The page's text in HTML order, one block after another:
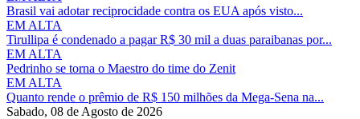
Brasil vai adotar reciprocidade contra os EUA após visto...
EM ALTA
Tirullipa é condenado a pagar R$ 30 mil a duas paraibanas por...
EM ALTA
Pedrinho se torna o Maestro do time do Zenit
EM ALTA
Quanto rende o prêmio de R$ 150 milhões da Mega-Sena na...
Sabado, 08 de Agosto de 2026